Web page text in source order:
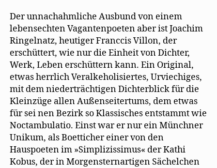
Der unnachahmliche Ausbund von einem
lebensechten Vagantenpoeten aber ist Joachim
Ringelnatz, heutiger Franccis Villon, der
erschüttert, wie nur die Einheit von Dichter,
Werk, Leben erschüttern kann. Ein Original,
etwas herrlich Veralkeholisiertes, Urviechiges,
mit dem niederträchtigen Dichterblick für die
Kleinzüge allen Außenseitertums, dem etwas
für sei nen Bezirk so Klassisches entstammt wie
Noctambulatio. Einst war er nur ein Münchner
Unikum, als Boetticher einer von den
Hauspoeten im »Simplizissimus« der Kathi
Kobus, der in Morgensternartigen Sächelchen